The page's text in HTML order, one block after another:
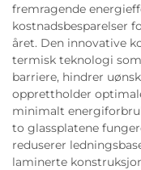
fremragende
kostnadsbesparelser
året. Den innovative
termisk teknologi
barriere, hindrer
opprettholder
minimalt
to glassplatene
reduserer
laminerte